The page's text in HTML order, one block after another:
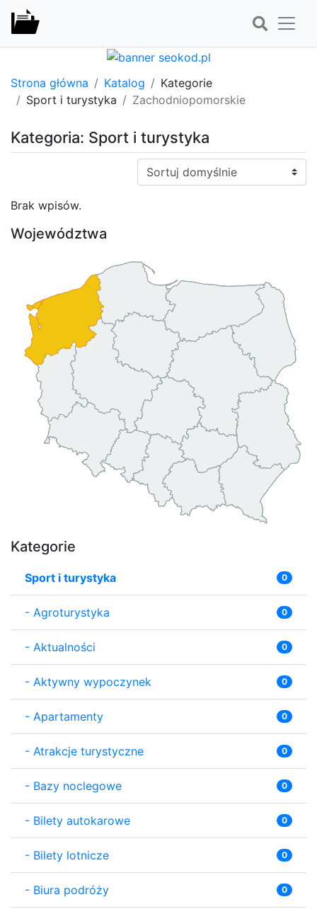
Strona główna Katalog
Kategorie
Sport i turystyka
Zachodniopomorskie
Kategoria: Sport i turystyka
Sortuj:
Brak wpisów.
Województwa
Kategorie
Sport i turystyka 0
- Agroturystyka 0
- Aktualności 0
- Aktywny wypoczynek 0
- Apartamenty 0
- Atrakcje turystyczne 0
- Bazy noclegowe 0
- Bilety autokarowe 0
- Bilety lotnicze 0
- Biura podróży 0